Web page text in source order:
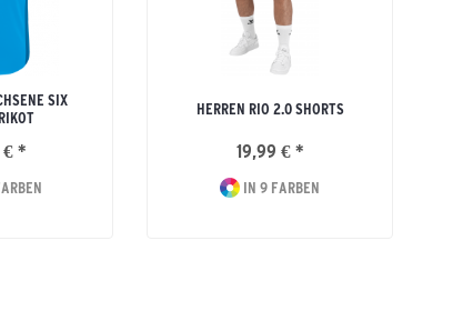
SIX
€ *
HERREN RIO 2.0 SHORTS
19,99 € *
IN 9 FARBEN